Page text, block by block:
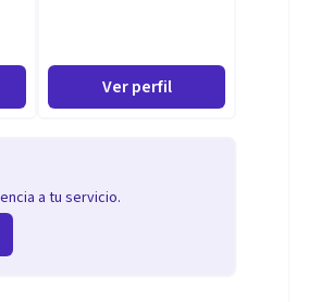
Ver perfil
a tu servicio.